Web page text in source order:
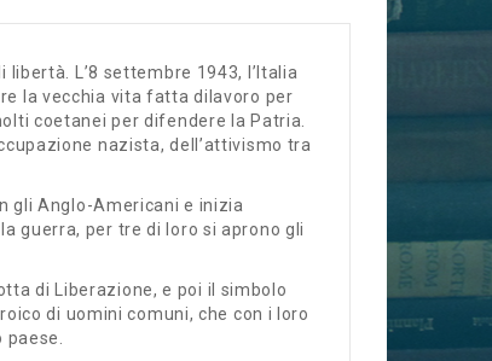
libertà. L’8 settembre 1943, l’Italia
la vecchia vita fatta dilavoro per
coetanei per difendere la Patria.
nazista, dell’attivismo tra
gli Anglo-Americani e inizia
guerra, per tre di loro si aprono gli
di Liberazione, e poi il simbolo
di uomini comuni, che con i loro